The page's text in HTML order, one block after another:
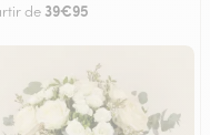
de 39€95